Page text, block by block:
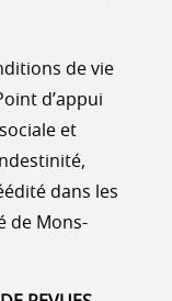
de vie
d’appui
et
dans les
de Mons-